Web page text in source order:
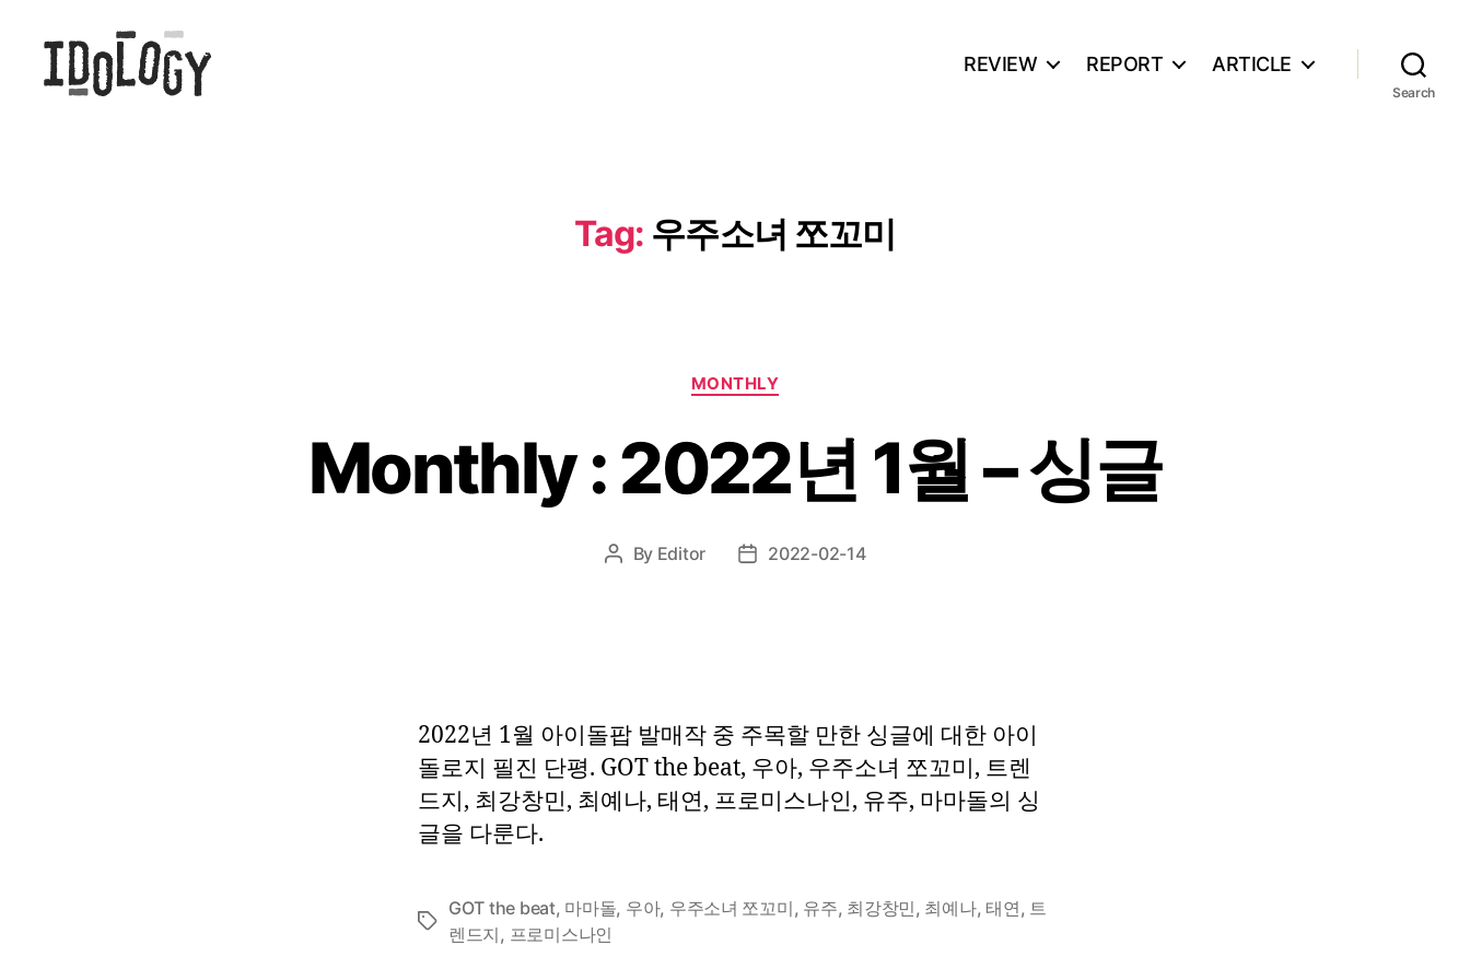
REVIEW REPORT ARTICLE
Search
Tag: 우주소녀 쪼꼬미
Categories
MONTHLY
Monthly : 2022년 1월 – 싱글
Post
By Editor
Post2022-02-14
2022년 1월 아이돌팝 발매작 중 주목할 만한 싱글에 대한 아이
돌로지 필진 단평. GOT the beat, 우아, 우주소녀 쪼꼬미, 트렌
드지, 최강창민, 최예나, 태연, 프로미스나인, 유주, 마마돌의 싱
글을 다룬다.
Tags
GOT the beat, 마마돌, 우아, 우주소녀 쪼꼬미, 유주, 최강창민, 최예나,태연, 트
렌드지, 프로미스나인